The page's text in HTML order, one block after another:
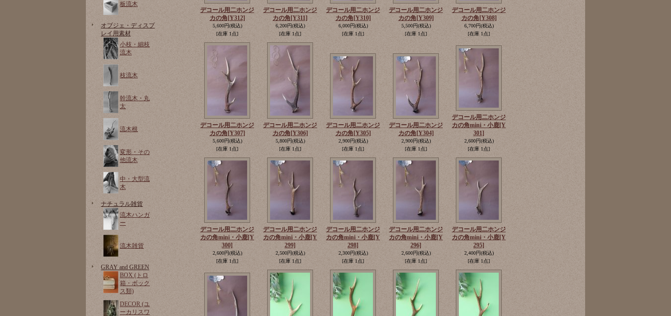
板流木
オブジェ・ディスプ
レイ用素材
小枝・細枝
流木
枝流木
幹流木・丸
太
流木根
変形・その
他流木
中・大型流
木
ナチュラル雑貨
流木ハンガ
ー
流木雑貨
GRAY and GREEN
BOX (トロ
箱・ボック
ス類)
DECOR (ユ
ーカリスワ
デコール用二ホンジ
カの角 [Y312]
5,600円(税込)
[在庫 1点]
デコール用二ホンジ
カの角 [Y311]
6,200円(税込)
[在庫 1点]
デコール用二ホンジ
カの角 [Y310]
6,000円(税込)
[在庫 1点]
デコール用二ホンジ
カの角 [Y309]
5,500円(税込)
[在庫 1点]
デコール用二ホンジ
カの角 [Y308]
6,700円(税込)
[在庫 1点]
デコール用二ホンジ
カの角 [Y307]
5,600円(税込)
[在庫 1点]
デコール用二ホンジ
カの角 [Y306]
5,800円(税込)
[在庫 1点]
デコール用二ホンジ
カの角 [Y305]
2,900円(税込)
[在庫 1点]
デコール用二ホンジ
カの角 [Y304]
2,900円(税込)
[在庫 1点]
デコール用二ホンジ
カの角mini・小鹿[Y
301]
2,600円(税込)
[在庫 1点]
デコール用二ホンジ
カの角mini・小鹿[Y
300]
2,600円(税込)
[在庫 1点]
デコール用二ホンジ
カの角mini・小鹿[Y
299]
2,500円(税込)
[在庫 1点]
デコール用二ホンジ
カの角mini・小鹿[Y
298]
2,300円(税込)
[在庫 1点]
デコール用二ホンジ
カの角mini・小鹿[Y
296]
2,600円(税込)
[在庫 1点]
デコール用二ホンジ
カの角mini・小鹿[Y
295]
2,400円(税込)
[在庫 1点]